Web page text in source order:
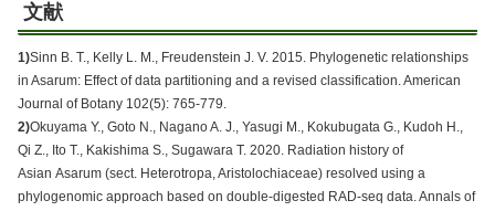
文献
1)Sinn B. T., Kelly L. M., Freudenstein J. V. 2015. Phylogenetic relationships
in Asarum: Effect of data partitioning and a revised classification. American
Journal of Botany 102(5): 765-779.
2)Okuyama Y., Goto N., Nagano A. J., Yasugi M., Kokubugata G., Kudoh H.,
Qi Z., Ito T., Kakishima S., Sugawara T. 2020. Radiation history of
Asian Asarum (sect. Heterotropa, Aristolochiaceae) resolved using a
phylogenomic approach based on double-digested RAD-seq data. Annals of